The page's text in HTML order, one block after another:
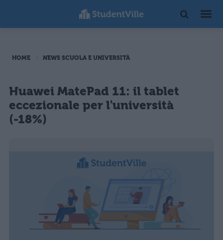
HOME NEWS SCUOLA E UNIVERSITÀ
Huawei MatePad 11: il tablet
eccezionale per l'università
(-18%)